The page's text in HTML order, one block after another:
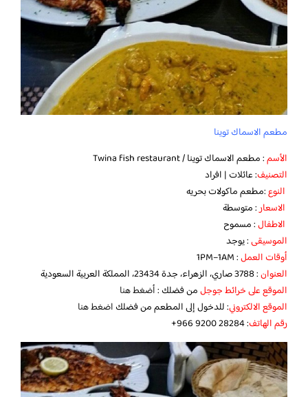
مطعم الاسماك توينا
الأسم: مطعم الاسماك توينا / Twina fish restaurant
التصنيف: عائلات | افراد
النوع:مطعم ماكولات بحريه
الاسعار: متوسطة
الاطفال: مسموح
الموسيقى: يوجد
أوقات العمل: 1PM–1AM
العنوان: 3788 صاري، الزهراء، جدة 23434، المملكة العربية السعودية
الموقع على خرائط جوجلمن فضلك :أضغط هنا
الموقع الالكتروني: للدخول إلى المطعم من فضلك اضغط هنا
رقم الهاتف: ‏‪+966 9200 28284‬‏